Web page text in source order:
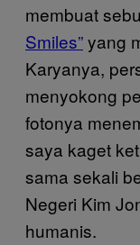
membuat
Smiles”yang
Karyanya,
menyokong
fotonya
saya kaget
sama sekali
Negeri Kim
humanis.